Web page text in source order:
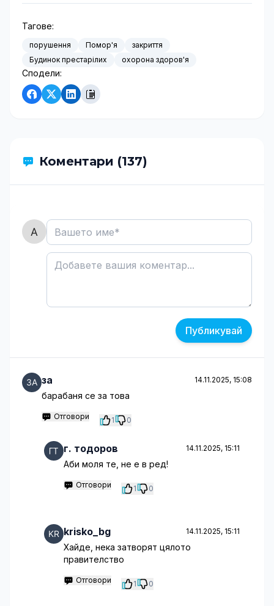
Тагове:
порушення Помор'я
закриття
Будинок престарілих
охорона здоров'я
Сподели:
Коментари (137)
Публикувай
за 14.11.2025, 15:08
барабаня се за това
Отговори 1 0
г. тодоров 14.11.2025, 15:11
Аби моля те, не е в ред!
Отговори 1 0
krisko_bg 14.11.2025, 15:11
Хайде, нека затворят цялото
правителство
Отговори 1 0